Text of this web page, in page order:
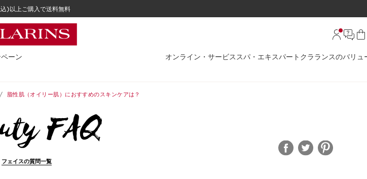
)以上ご購入で送料無料
ーン オンライン・サービス スパ・エキスパート クラランスのバリュ
脂性肌（オイリー肌）におすすめのスキンケアは？
フェイスの質問一覧